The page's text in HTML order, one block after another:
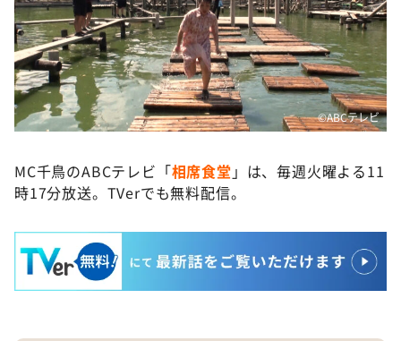
©️ABCテレビ
MC千鳥のABCテレビ「相席食堂 」は、毎週火曜よる11
時17分放送。TVerでも無料配信。